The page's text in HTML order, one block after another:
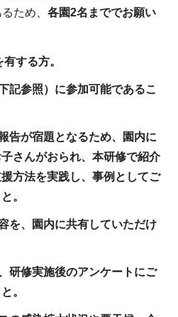
ため、 各園2名まででお願い
する方。
記参照）に参加可能であるこ
告が宿題となるため、園内に
さんがおられ、本研修で紹介
方法を実践し、事例としてご
。
を、園内に共有していただけ
研修実施後のアンケートにご
。